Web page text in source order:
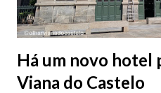
Há um novo hotel
Viana do Castelo